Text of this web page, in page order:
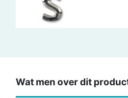
Wat men over dit